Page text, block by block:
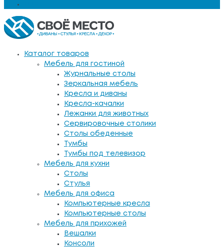
Каталог товаров
Мебель для гостиной
Журнальные столы
Зеркальная мебель
Кресла и диваны
Кресла-качалки
Лежанки для животных
Сервировочные столики
Столы обеденные
Тумбы
Тумбы под телевизор
Мебель для кухни
Столы
Стулья
Мебель для офиса
Компьютерные кресла
Компьютерные столы
Мебель для прихожей
Вешалки
Консоли